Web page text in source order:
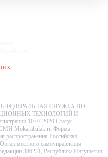
ФЕДЕРАЛЬНАЯ СЛУЖБА ПО
ТЕХНОЛОГИЙ И
10.07.2020 Статус
СМИ Mokarabulak.ru Форма
распространения Российская
местного самоуправления
386231, Республика Ингушетия,